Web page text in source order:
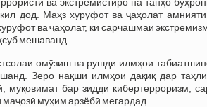
дод. Маҳз хуруфот ва ҷаҳолат
ва ҷаҳолат, ки сарчашмаи
мешаванд.
омӯзиш ва рушди илмҳои
Зеро нақши илмҳои дақиқ дар
муқовимат бар зидди кибертерроризм,
муҳим арзёбӣ мегардад.